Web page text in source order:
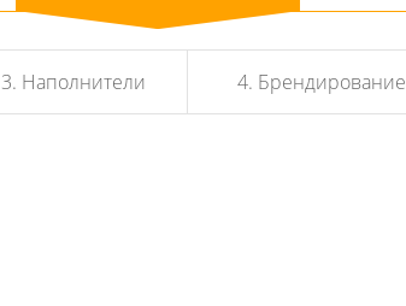
3. Наполнители 4. Брендирование